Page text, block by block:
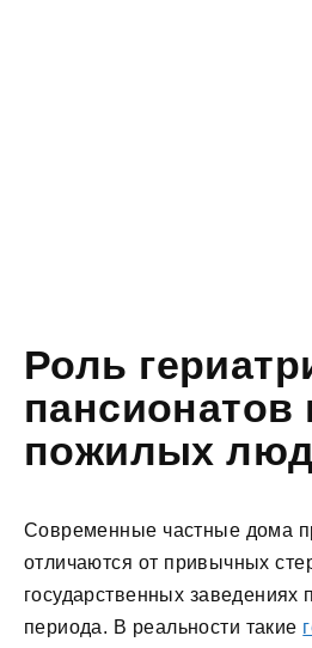
Роль
пансионатов
пожилых
Современные частные дома
отличаются от привычных
государственных заведениях
периода. В реальности такие